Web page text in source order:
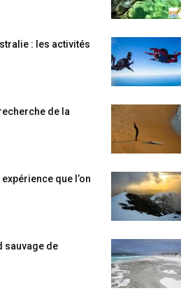
: les activités
de la
que l’on
sauvage de